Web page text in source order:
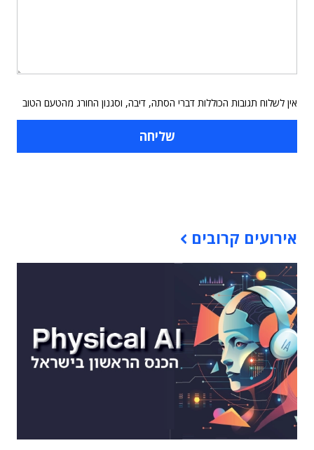
אין לשלוח תגובות הכוללות דברי הסתה, דיבה, וסגנון החורג מהטעם הטוב
אירועים קרובים